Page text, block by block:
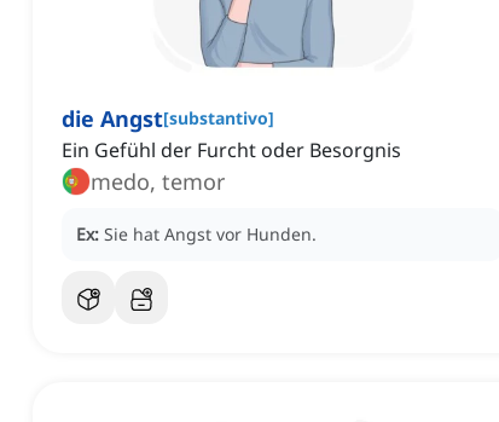
die Angst[substantivo]
Ein Gefühl der Furcht oder Besorgnis
medo, temor
Ex: Sie hat Angst vor Hunden.